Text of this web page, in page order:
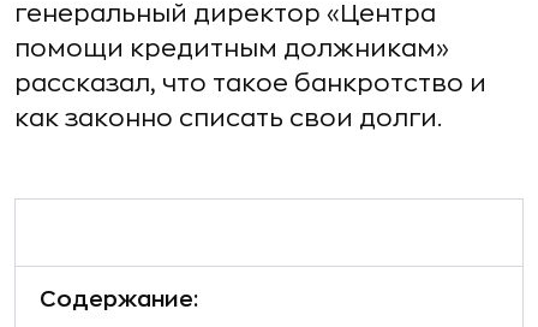
генеральный директор «Центра
помощи кредитным должникам»
рассказал, что такое банкротство и
как законно списать свои долги.
Содержание: